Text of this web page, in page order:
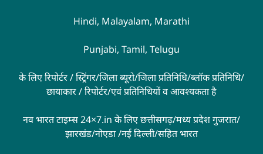
Hindi, Malayalam, Marathi
Punjabi, Tamil, Telugu
के लिए रिपोर्टर / स्ट्रिंगर/जिला ब्यूरो/जिला प्रतिनिधि/ब्लॉक प्रतिनिधि/
छायाकार / रिपोर्टर/एवं प्रतिनिधियों व आवश्यकता है
नव भारत टाइम्स 24×7.in के लिए छत्तीसगढ़/मध्य प्रदेश गुजरात/
झारखंड/नोएडा /नई दिल्ली/सहित भारत